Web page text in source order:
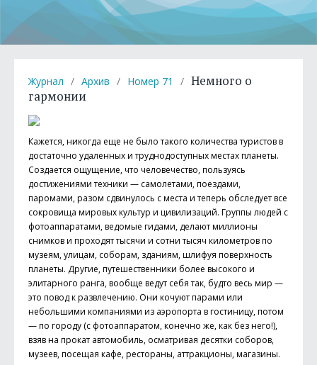
Журнал / Архив / Номер 71 / Немного о
гармонии
Кажется, никогда еще не было такого количества туристов в
достаточно удаленных и труднодоступных местах планеты.
Создается ощущение, что человечество, пользуясь
достижениями техники — самолетами, поездами,
паромами, разом сдвинулось с места и теперь обследует все
сокровища мировых культур и цивилизаций. Группы людей с
фотоаппаратами, ведомые гидами, делают миллионы
снимков и проходят тысячи и сотни тысяч километров по
музеям, улицам, соборам, зданиям, шлифуя поверхность
планеты. Другие, путешественники более высокого и
элитарного ранга, вообще ведут себя так, будто весь мир —
это повод к развлечению. Они кочуют парами или
небольшими компаниями из аэропорта в гостиницу, потом
— по городу (с фотоаппаратом, конечно же, как без него!),
взяв на прокат автомобиль, осматривая десятки соборов,
музеев, посещая кафе, рестораны, аттракционы, магазины.